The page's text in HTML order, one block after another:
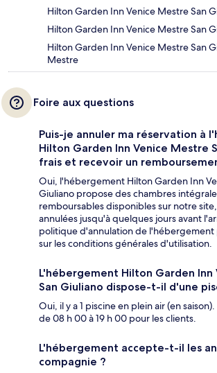
Hilton Garden Inn Venice Mestre San
Hilton Garden Inn Venice Mestre San
Hilton Garden Inn Venice Mestre San
Mestre
Foire aux questions
Puis-je annuler ma réservation à
Hilton Garden Inn Venice Mestre
frais et recevoir un
Oui, l'hébergement Hilton Garden Inn
Giuliano propose des chambres
remboursables disponibles sur notre
annulées jusqu'à quelques jours avant
politique d'annulation de l'hébergement
sur les conditions générales d'utilisation.
L'hébergement Hilton Garden Inn
San Giuliano dispose-t-il d'une
Oui, il y a 1 piscine en plein air (en
de 08 h 00 à 19 h 00 pour les clients.
L'hébergement accepte-t-il les
compagnie ?